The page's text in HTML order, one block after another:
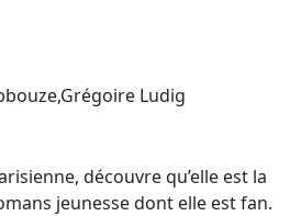
Ludig
découvre qu’elle est la
jeunesse dont elle est fan.